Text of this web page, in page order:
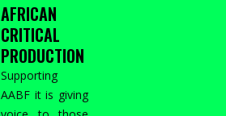
AFRICAN
CRITICAL
PRODUCTION
Supporting
AABF it is giving